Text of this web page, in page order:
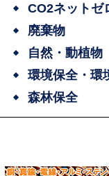
CO2ネットゼ
廃棄物
自然・動植物
環境保全・環
森林保全